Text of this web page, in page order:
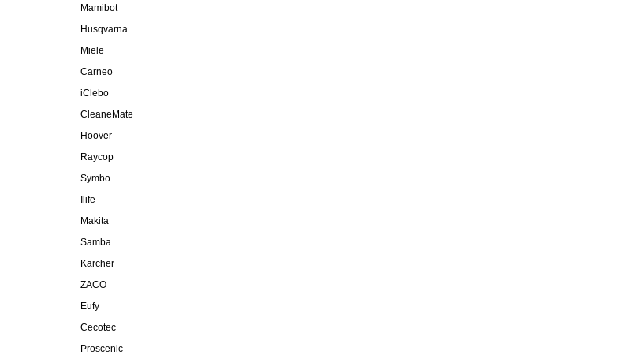
Mamibot
Husqvarna
Miele
Carneo
iClebo
CleaneMate
Hoover
Raycop
Symbo
Ilife
Makita
Samba
Karcher
ZACO
Eufy
Cecotec
Proscenic